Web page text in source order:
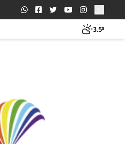
Buscar:
3.5º